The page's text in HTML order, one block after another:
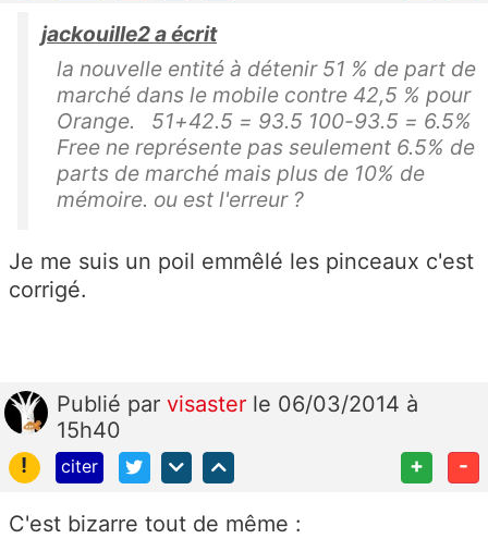
jackouille2 a écrit
la nouvelle entité à détenir 51 % de part de
marché dans le mobile contre 42,5 % pour
Orange. 51+42.5 = 93.5 100-93.5 = 6.5%
Free ne représente pas seulement 6.5% de
parts de marché mais plus de 10% de
mémoire. ou est l'erreur ?
Je me suis un poil emmêlé les pinceaux c'est
corrigé.
Publié par visaster le 06/03/2014 à
15h40
!
citer + -
C'est bizarre tout de même :